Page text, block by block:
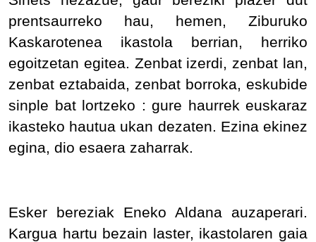
prentsaurreko hau, hemen, Ziburuko
Kaskarotenea ikastola berrian, herriko
egoitzetan egitea. Zenbat izerdi, zenbat lan,
zenbat eztabaida, zenbat borroka, eskubide
sinple bat lortzeko : gure haurrek euskaraz
ikasteko hautua ukan dezaten. Ezina ekinez
egina, dio esaera zaharrak.
Esker bereziak Eneko Aldana auzaperari.
Kargua hartu bezain laster, ikastolaren gaia